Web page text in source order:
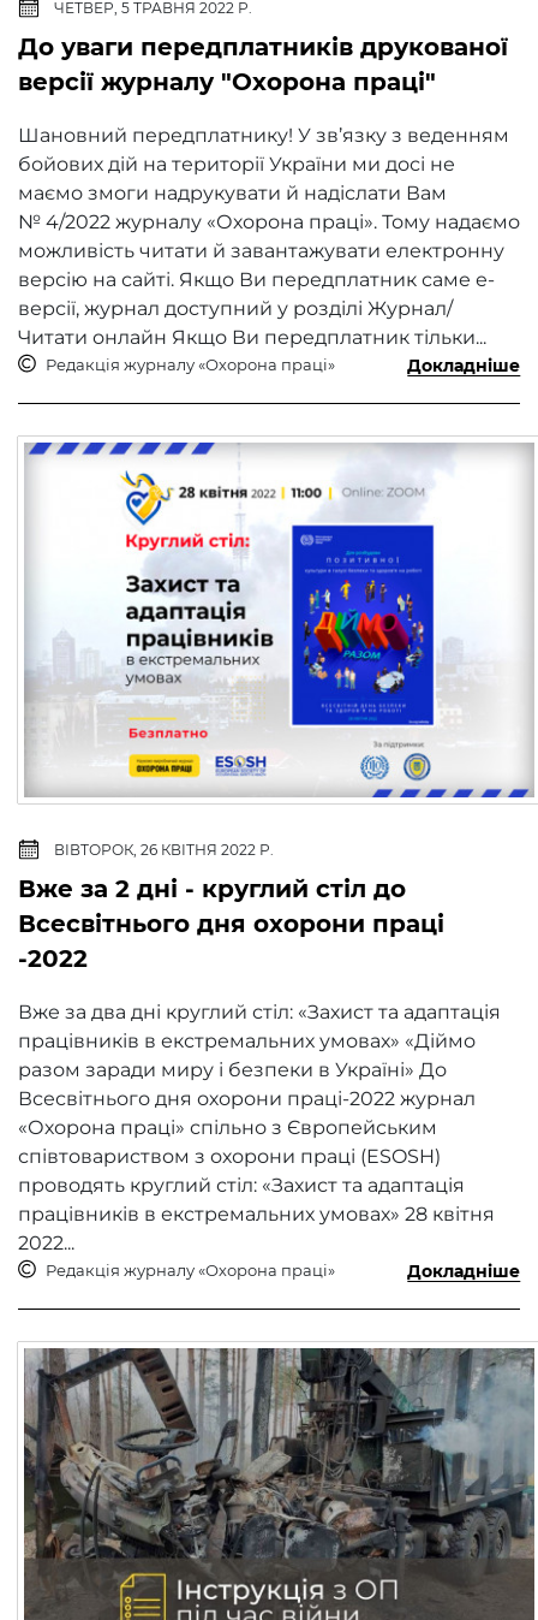
ЧЕТВЕР, 5 ТРАВНЯ 2022 Р.
До уваги передплатників друкованої
версії журналу "Охорона праці"
Шановний передплатнику! У зв’язку з веденням
бойових дій на території України ми досі не
маємо змоги надрукувати й надіслати Вам
№ 4/2022 журналу «Охорона праці». Тому надаємо
можливість читати й завантажувати електронну
версію на сайті. Якщо Ви передплатник саме е-
версії, журнал доступний у розділі Журнал/
Читати онлайн Якщо Ви передплатник тільки...
Редакція журналу «Охорона праці» Докладніше
ВІВТОРОК, 26 КВІТНЯ 2022 Р.
Вже за 2 дні - круглий стіл до
Всесвітнього дня охорони праці
-2022
Вже за два дні круглий стіл: «Захист та адаптація
працівників в екстремальних умовах» «Діймо
разом заради миру і безпеки в Україні» До
Всесвітнього дня охорони праці-2022 журнал
«Охорона праці» спільно з Європейським
співтовариством з охорони праці (ESOSH)
проводять круглий стіл: «Захист та адаптація
працівників в екстремальних умовах» 28 квітня
2022...
Редакція журналу «Охорона праці» Докладніше